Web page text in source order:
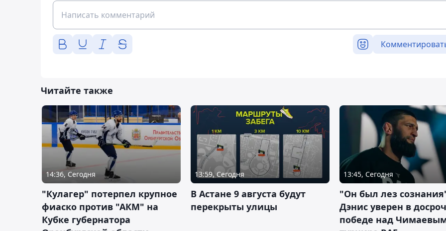
Читайте также
14:36, Сегодня
"Кулагер" потерпел крупное
фиаско против "АКМ" на
Кубке губернатора
13:59, Сегодня
В Астане 9 августа будут
перекрыты улицы
13:45, Сегодня
"Он был лез
Дэнис уверен в
победе над